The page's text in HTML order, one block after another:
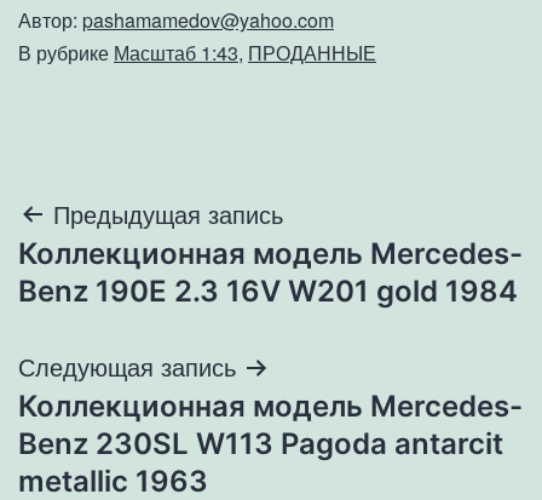
Автор: pashamamedov@yahoo.com
В рубрике Масштаб 1:43, ПРОДАННЫЕ
Навигация
по
Предыдущая запись
Коллекционная модель Mercedes-
Benz 190E 2.3 16V W201 gold 1984
Следующая запись
Коллекционная модель Mercedes-
Benz 230SL W113 Pagoda antarcit
metallic 1963